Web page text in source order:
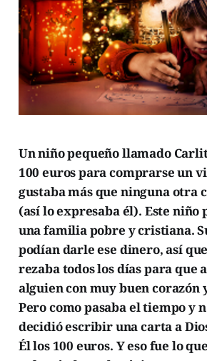
Un niño pequeño llamado
100 euros para comprarse un
gustaba más que ninguna otra
(así lo expresaba él). Este niño
una familia pobre y cristiana.
podían darle ese dinero, así
rezaba todos los días para que
alguien con muy buen corazón
Pero como pasaba el tiempo y
decidió escribir una carta a
Él los 100 euros. Y eso fue lo